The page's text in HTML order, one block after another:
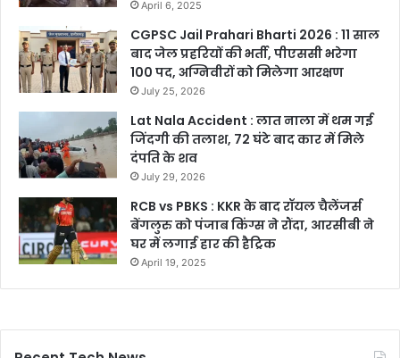
April 6, 2025
CGPSC Jail Prahari Bharti 2026 : 11 साल
बाद जेल प्रहरियों की भर्ती, पीएससी भरेगा
100 पद, अग्निवीरों को मिलेगा आरक्षण
July 25, 2026
Lat Nala Accident : लात नाला में थम गई
जिंदगी की तलाश, 72 घंटे बाद कार में मिले
दंपति के शव
July 29, 2026
RCB vs PBKS : KKR के बाद रॉयल चैलेंजर्स
बेंगलुरु को पंजाब किंग्स ने रौंदा, आरसीबी ने
घर में लगाई हार की हैट्रिक
April 19, 2025